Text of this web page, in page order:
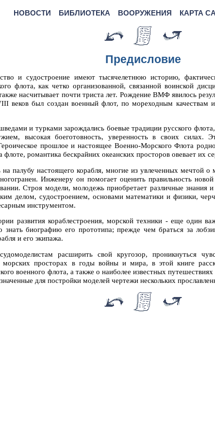
НОВОСТИ БИБЛИОТЕКА ВООРУЖЕНИЯ КАРТА
Предисловие
и судостроение имеют тысячелетнюю историю,
флота, как четко организованной, связанной воинской
насчитывает почти триста лет. Рождение ВМФ явилось
веков был создан военный флот, по мореходным
и турками зарождались боевые традиции русского
высокая боеготовность, уверенность в своих
прошлое и настоящее Военно-Морского Флота
флоте, романтика бескрайних океанских просторов овевает их
палубу настоящего корабля, многие из увлеченных мечтой о
Инженеру он помогает оценить правильность
Строя модели, молодежь приобретает различные знания
делом, судостроением, основами математики и физики,
инструментом.
развития кораблестроения, морской техники - еще один
знать биографию его прототипа; прежде чем браться за
и его экипажа.
расширить свой кругозор, проникнуться
просторах в годы войны и мира, в этой книге
военного флота, а также о наиболее известных
для постройки моделей чертежи нескольких